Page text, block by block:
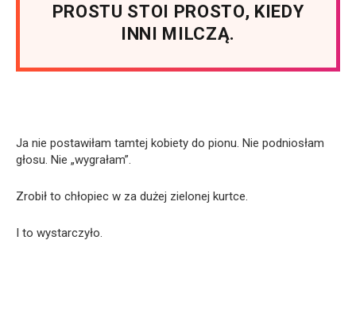
PROSTU STOI PROSTO, KIEDY
INNI MILCZĄ.
Ja nie postawiłam tamtej kobiety do pionu. Nie podniosłam
głosu. Nie „wygrałam”.
Zrobił to chłopiec w za dużej zielonej kurtce.
I to wystarczyło.